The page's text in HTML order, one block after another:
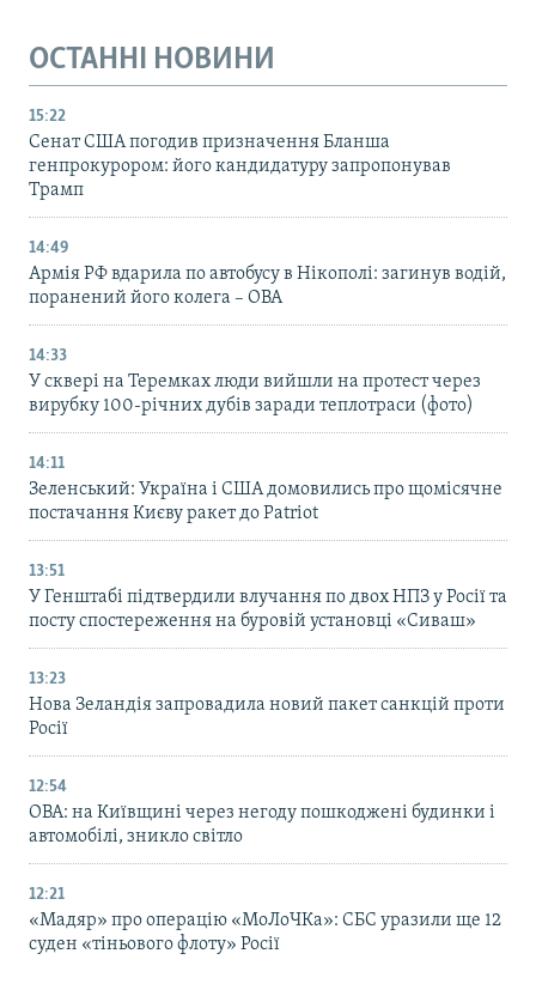
ОСТАННІ НОВИНИ
15:22
Сенат США погодив призначення Бланша
генпрокурором: його кандидатуру запропонував
Трамп
14:49
Армія РФ вдарила по автобусу в Нікополі: загинув водій,
поранений його колега – ОВА
14:33
У сквері на Теремках люди вийшли на протест через
вирубку 100-річних дубів заради теплотраси (фото)
14:11
Зеленський: Україна і США домовились про щомісячне
постачання Києву ракет до Patriot
13:51
У Генштабі підтвердили влучання по двох НПЗ у Росії та
посту спостереження на буровій установці «Сиваш»
13:23
Нова Зеландія запровадила новий пакет санкцій проти
Росії
12:54
ОВА: на Київщині через негоду пошкоджені будинки і
автомобілі, зникло світло
12:21
«Мадяр» про операцію «МоЛоЧКа»: СБС уразили ще 12
суден «тіньового флоту» Росії